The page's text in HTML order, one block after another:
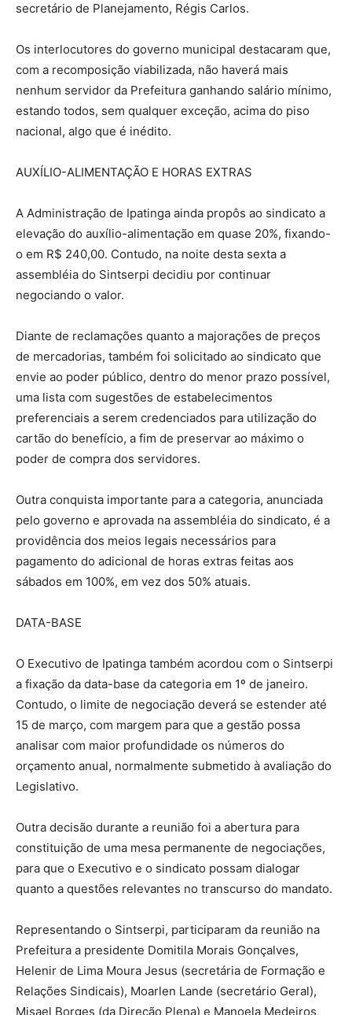
secretário de Planejamento, Régis Carlos.
Os interlocutores do governo municipal destacaram que,
com a recomposição viabilizada, não haverá mais
nenhum servidor da Prefeitura ganhando salário mínimo,
estando todos, sem qualquer exceção, acima do piso
nacional, algo que é inédito.
AUXÍLIO-ALIMENTAÇÃO E HORAS EXTRAS
A Administração de Ipatinga ainda propôs ao sindicato a
elevação do auxílio-alimentação em quase 20%, fixando-
o em R$ 240,00. Contudo, na noite desta sexta a
assembléia do Sintserpi decidiu por continuar
negociando o valor.
Diante de reclamações quanto a majorações de preços
de mercadorias, também foi solicitado ao sindicato que
envie ao poder público, dentro do menor prazo possível,
uma lista com sugestões de estabelecimentos
preferenciais a serem credenciados para utilização do
cartão do benefício, a fim de preservar ao máximo o
poder de compra dos servidores.
Outra conquista importante para a categoria, anunciada
pelo governo e aprovada na assembléia do sindicato, é a
providência dos meios legais necessários para
pagamento do adicional de horas extras feitas aos
sábados em 100%, em vez dos 50% atuais.
DATA-BASE
O Executivo de Ipatinga também acordou com o Sintserpi
a fixação da data-base da categoria em 1º de janeiro.
Contudo, o limite de negociação deverá se estender até
15 de março, com margem para que a gestão possa
analisar com maior profundidade os números do
orçamento anual, normalmente submetido à avaliação do
Legislativo.
Outra decisão durante a reunião foi a abertura para
constituição de uma mesa permanente de negociações,
para que o Executivo e o sindicato possam dialogar
quanto a questões relevantes no transcurso do mandato.
Representando o Sintserpi, participaram da reunião na
Prefeitura a presidente Domitila Morais Gonçalves,
Helenir de Lima Moura Jesus (secretária de Formação e
Relações Sindicais), Moarlen Lande (secretário Geral),
Misael Borges (da Direção Plena) e Manoela Medeiros